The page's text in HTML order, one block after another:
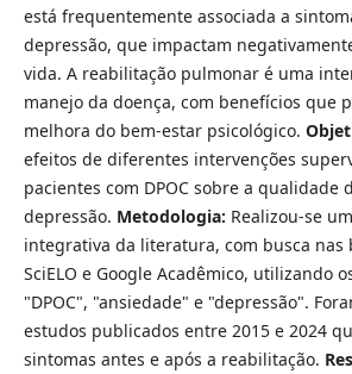
está frequentemente associada a
depressão, que impactam
vida. A reabilitação pulmonar é uma
manejo da doença, com benefícios que
melhora do bem-estar psicológico.
efeitos de diferentes intervenções
pacientes com DPOC sobre a qualidade
depressão. Metodologia: Realizou-se
integrativa da literatura, com busca nas
SciELO e Google Acadêmico, utilizando
"DPOC", "ansiedade" e "depressão".
estudos publicados entre 2015 e 2024
sintomas antes e após a reabilitação.